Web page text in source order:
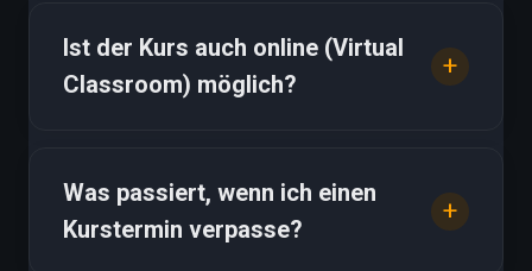
Ist der Kurs auch online (Virtual
Classroom) möglich?
Was passiert, wenn ich einen
Kurstermin verpasse?